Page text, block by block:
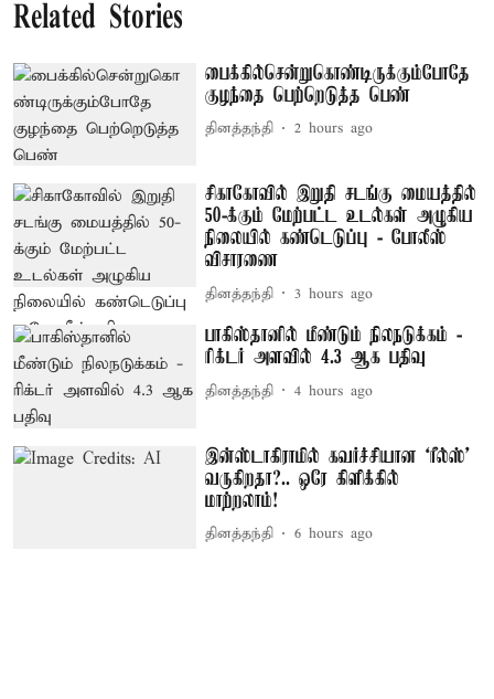
Related Stories
பைக்கில்சென்றுகொண்டிருக்கும்போதே
குழந்தை பெற்றெடுத்த பெண்
தினத்தந்தி 2 hours ago
சிகாகோவில் இறுதி சடங்கு மையத்தில்
50-க்கும் மேற்பட்ட உடல்கள் அழுகிய
நிலையில் கண்டெடுப்பு - போலீஸ்
விசாரணை
தினத்தந்தி 3 hours ago
பாகிஸ்தானில் மீண்டும் நிலநடுக்கம் -
ரிக்டர் அளவில் 4.3 ஆக பதிவு
தினத்தந்தி 4 hours ago
இன்ஸ்டாகிராமில் கவர்ச்சியான ‘ரீல்ஸ்’
வருகிறதா?.. ஒரே கிளிக்கில்
மாற்றலாம்!
தினத்தந்தி 6 hours ago